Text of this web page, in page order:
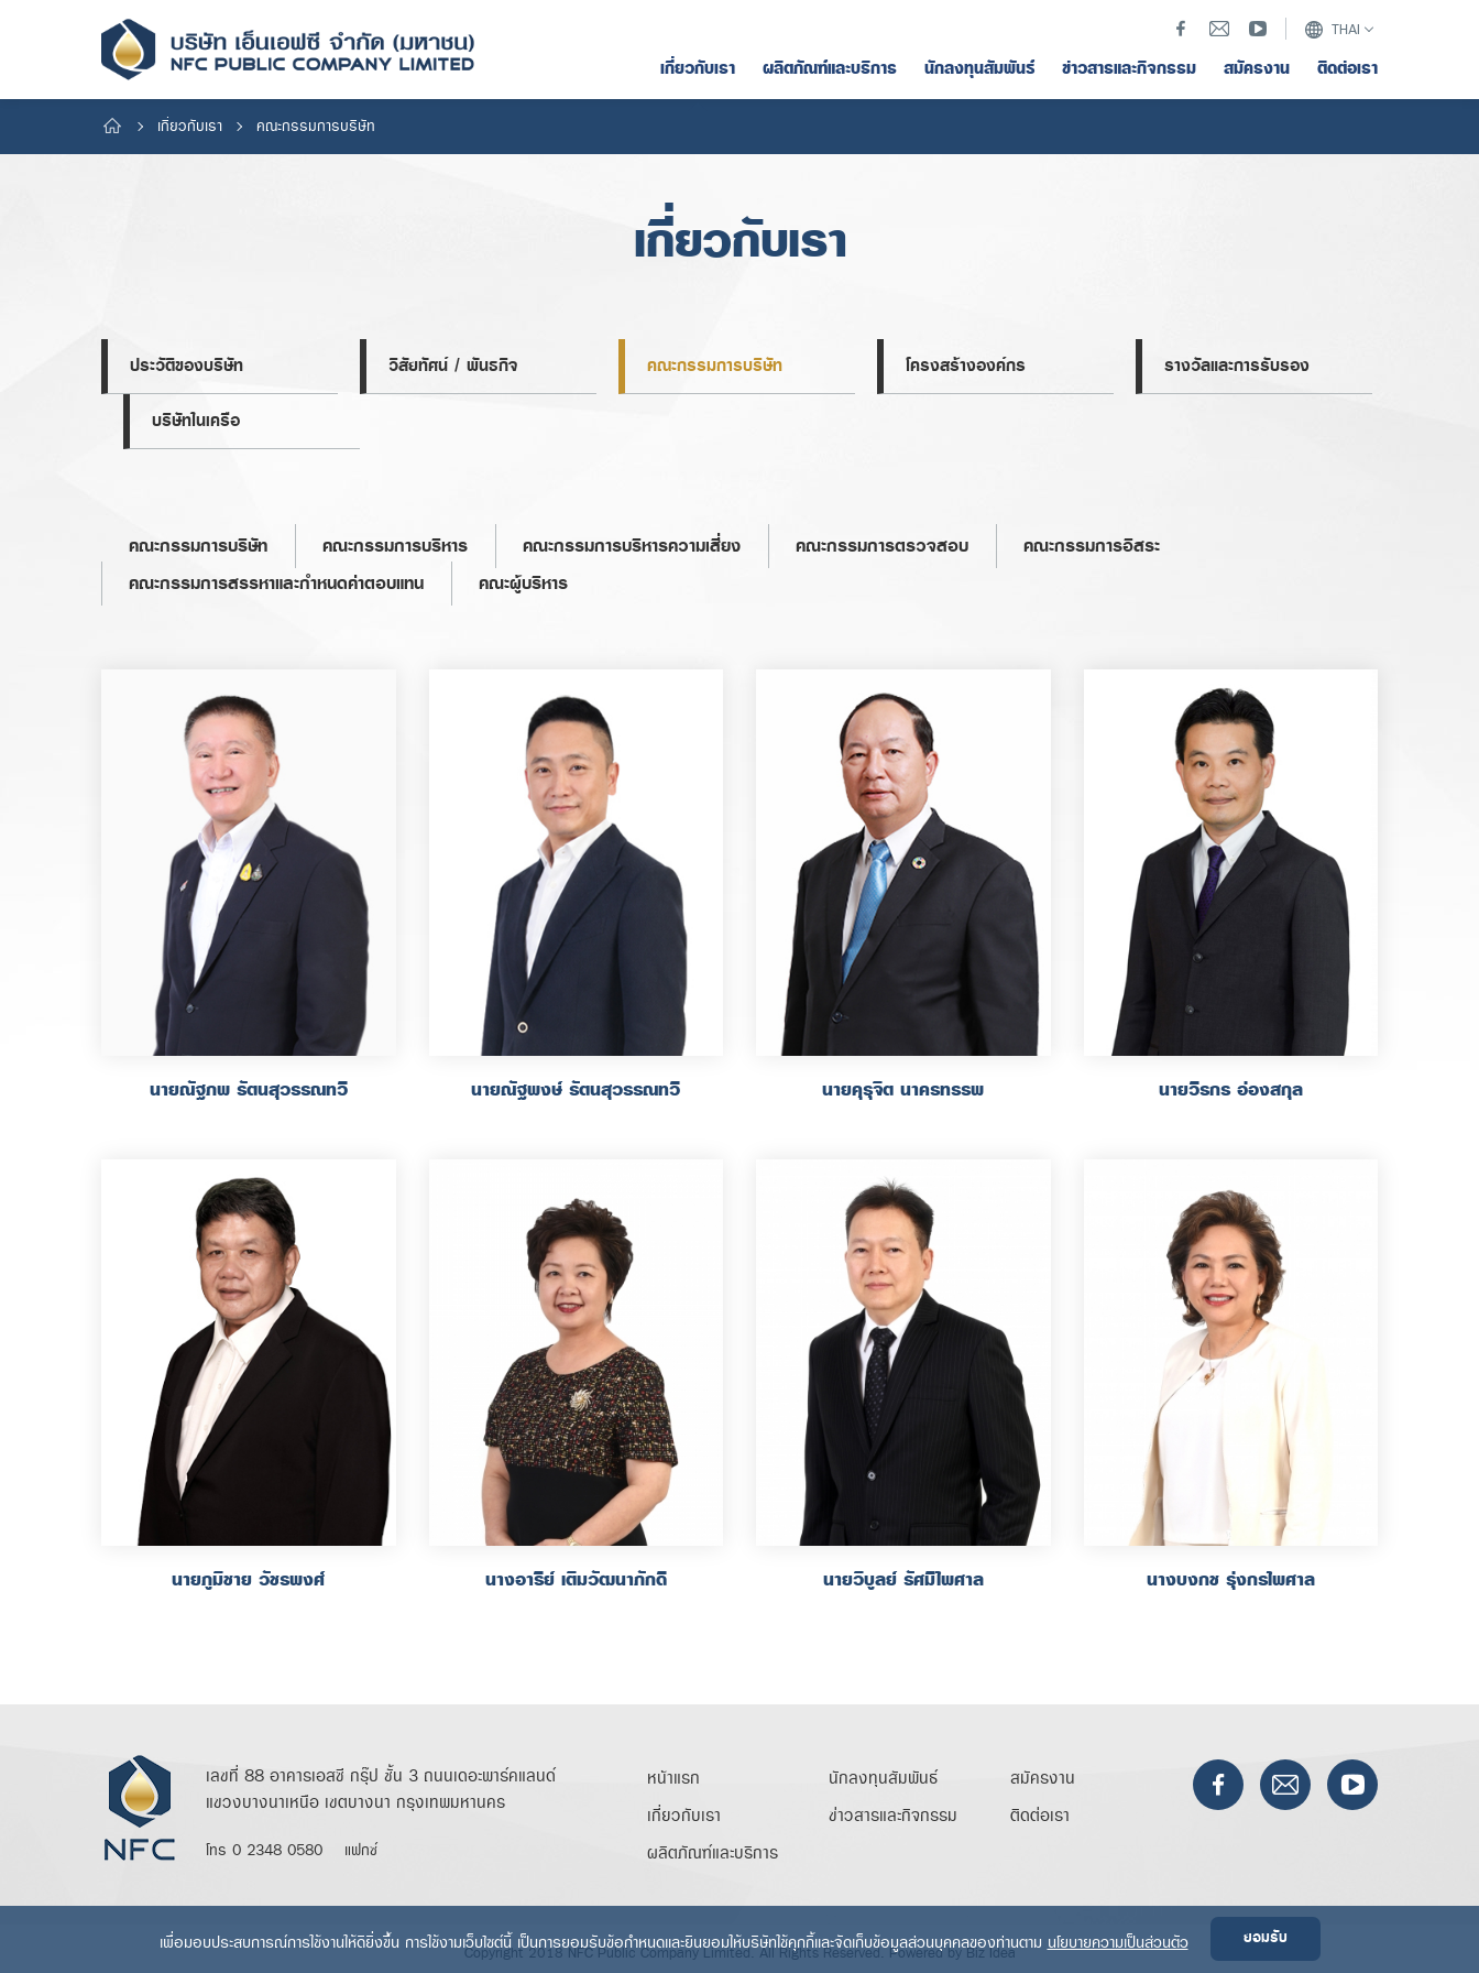
THAI
เกี่ยวกับเรา ผลิตภัณฑ์และบริการ นักลงทุนสัมพันธ์ ข่าวสารและกิจกรรม สมัครงาน ติดต่อเรา
เกี่ยวกับเรา คณะกรรมการบริษัท
เกี่ยวกับเรา
ประวัติของบริษัท วิสัยทัศน์ / พันธกิจ คณะกรรมการบริษัท โครงสร้างองค์กร
รางวัลและการรับรอง
บริษัทในเครือ
คณะกรรมการบริษัท คณะกรรมการบริหาร คณะกรรมการบริหารความเสี่ยง คณะกรรมการตรวจสอบ
คณะกรรมการอิสระ
คณะกรรมการสรรหาและกำหนดค่าตอบแทน
คณะผู้บริหาร
นายณัฐภพ รัตนสุวรรณทวี นายณัฐพงษ์ รัตนสุวรรณทวี นายคุรุจิต นาครทรรพ นายวีรกร อ่องสกุล
นายภูมิชาย วัชรพงศ์ นางอารีย์ เติมวัฒนาภักดี นายวิบูลย์ รัศมีไพศาล นางบงกช รุ่งกรไพศาล
เลขที่ 88 อาคารเอสซี กรุ๊ป ชั้น 3 ถนนเดอะพาร์คแลนด์
แขวงบางนาเหนือ เขตบางนา กรุงเทพมหานคร
โทร 0 2348 0580 แฟกซ์
หน้าแรก
เกี่ยวกับเรา
ผลิตภัณฑ์และบริการ
นักลงทุนสัมพันธ์
ข่าวสารและกิจกรรม
สมัครงาน
ติดต่อเรา
Copyright 2018 NFC Public Company Limited. All Rights Reserved. Powered byBiz Idea
เพื่อมอบประสบการณ์การใช้งานให้ดียิ่งขึ้น การใช้งามเว็บไซต์นี้ เป็นการยอมรับข้อกำหนดและยินยอมให้บริษัทใช้คุกกี้และจัดเก็บข้อมูลส่วนบุคคลของท่านตาม นโยบายความเป็นส่วนตัว ยอมรับ